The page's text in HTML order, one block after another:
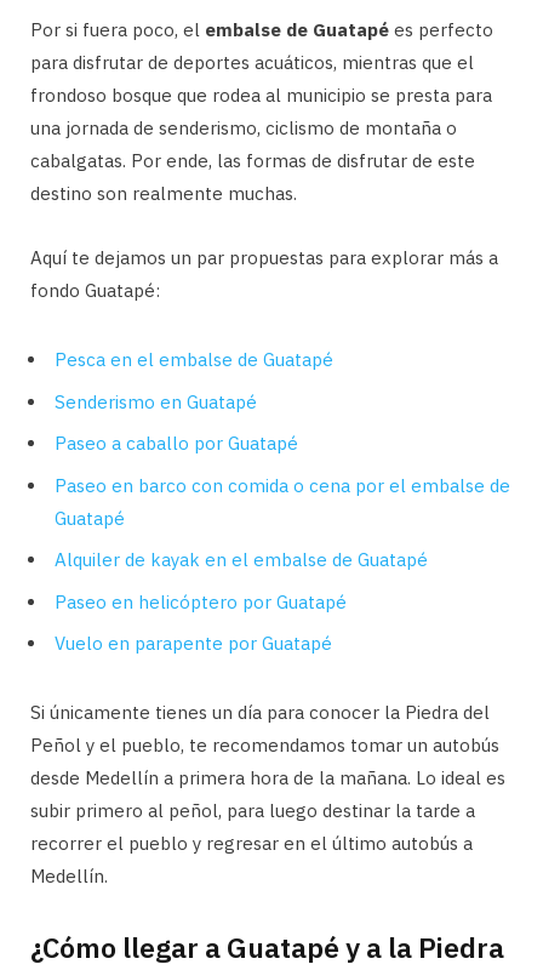
Por si fuera poco, el embalse de Guatapé es perfecto
para disfrutar de deportes acuáticos, mientras que el
frondoso bosque que rodea al municipio se presta para
una jornada de senderismo, ciclismo de montaña o
cabalgatas. Por ende, las formas de disfrutar de este
destino son realmente muchas.
Aquí te dejamos un par propuestas para explorar más a
fondo Guatapé:
Pesca en el embalse de Guatapé
Senderismo en Guatapé
Paseo a caballo por Guatapé
Paseo en barco con comida o cena por el embalse de
Guatapé
Alquiler de kayak en el embalse de Guatapé
Paseo en helicóptero por Guatapé
Vuelo en parapente por Guatapé
Si únicamente tienes un día para conocer la Piedra del
Peñol y el pueblo, te recomendamos tomar un autobús
desde Medellín a primera hora de la mañana. Lo ideal es
subir primero al peñol, para luego destinar la tarde a
recorrer el pueblo y regresar en el último autobús a
Medellín.
¿Cómo llegar a Guatapé y a la Piedra